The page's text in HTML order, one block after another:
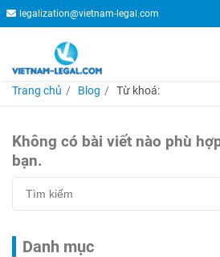
legalization@vietnam-legal.com
Trang chủ Blog Từ khoá:
Không có bài viết nào phù
bạn.
Danh mục